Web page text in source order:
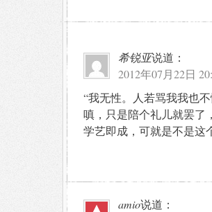
希锐亚说道：
2012年07月22日
“我无性。人若骂我我也
嗔，只是陪个礼儿就罢了
学艺即成，可就是不是这
amio说道：